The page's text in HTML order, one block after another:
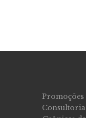
Promoções